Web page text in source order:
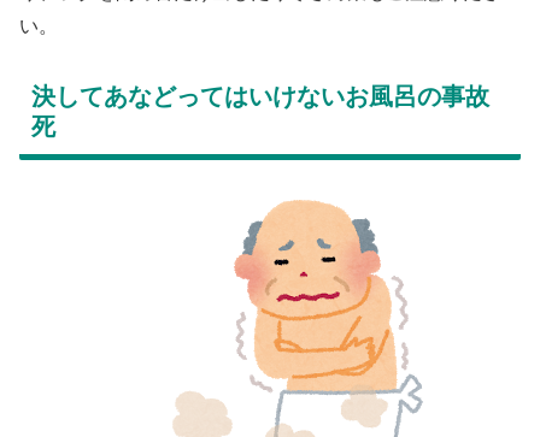
い。
決してあなどってはいけないお風呂の事故
死